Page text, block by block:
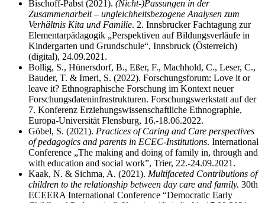
Bischoff-Pabst (2021). (Nicht-)Passungen in der
Zusammenarbeit – ungleichheitsbezogene Analysen zum
Verhältnis Kita und Familie. 2. Innsbrucker Fachtagung zur
Elementarpädagogik „Perspektiven auf Bildungsverläufe in
Kindergarten und Grundschule“, Innsbruck (Österreich)
(digital), 24.09.2021.
Bollig, S., Hünersdorf, B., Eßer, F., Machhold, C., Leser, C.,
Bauder, T. & Imeri, S. (2022). Forschungsforum: Love it or
leave it? Ethnographische Forschung im Kontext neuer
Forschungsdateninfrastrukturen. Forschungswerkstatt auf der
7. Konferenz Erziehungswissenschaftliche Ethnographie,
Europa-Universität Flensburg, 16.-18.06.2022.
Göbel, S. (2021). Practices of Caring and Care perspectives
of pedagogics and parents in ECEC-Institutions. International
Conference „The making and doing of family in, through and
with education and social work”, Trier, 22.-24.09.2021.
Kaak, N. & Sichma, A. (2021). Multifaceted Contributions of
children to the relationship between day care and family. 30th
ECEERA International Conference “Democratic Early